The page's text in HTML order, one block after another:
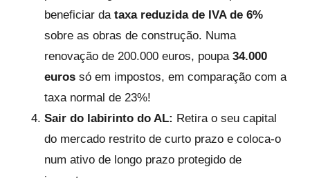
beneficiar da taxa reduzida de IVA de 6%
sobre as obras de construção. Numa
renovação de 200.000 euros, poupa 34.000
euros só em impostos, em comparação com a
taxa normal de 23%!
Sair do labirinto do AL: Retira o seu capital
do mercado restrito de curto prazo e coloca-o
num ativo de longo prazo protegido de